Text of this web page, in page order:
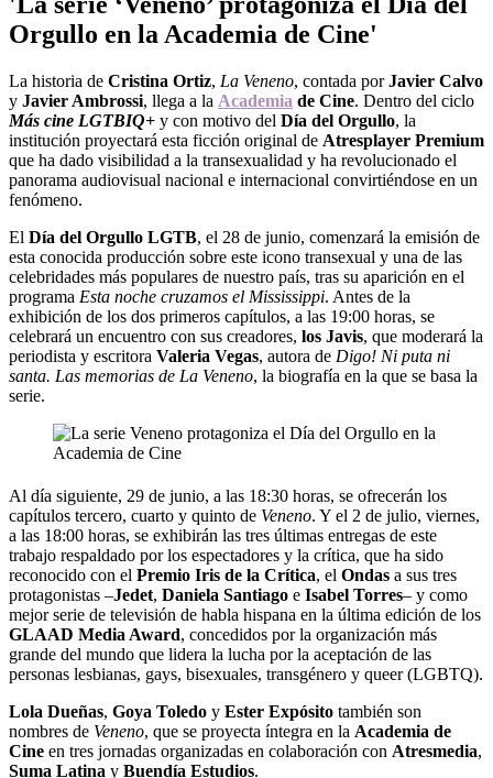
Orgullo en la Academia de Cine'
La historia de Cristina Ortiz, La Veneno, contada porJavier Calvo
y Javier Ambrossi, llega a la Academia de Cine. Dentro del ciclo
Más cine LGTBIQ+ y con motivo del Día del Orgullo, la
institución proyectará esta ficción original de Atresplayer Premium
que ha dado visibilidad a la transexualidad y ha revolucionado el
panorama audiovisual nacional e internacional convirtiéndose en un
fenómeno.
El Día del Orgullo LGTB, el 28 de junio, comenzará la emisión de
esta conocida producción sobre este icono transexual y una de las
celebridades más populares de nuestro país, tras su aparición en el
programa Esta noche cruzamos el Mississippi. Antes de la
exhibición de los dos primeros capítulos, a las 19:00 horas, se
celebrará un encuentro con sus creadores, los Javis, que moderará la
periodista y escritora Valeria Vegas, autora de Digo! Ni puta ni
santa. Las memorias de La Veneno, la biografía en la que se basa la
serie.
Al día siguiente, 29 de junio, a las 18:30 horas, se ofrecerán los
capítulos tercero, cuarto y quinto de Veneno. Y el 2 de julio, viernes,
a las 18:00 horas, se exhibirán las tres últimas entregas de este
trabajo respaldado por los espectadores y la crítica, que ha sido
reconocido con el Premio Iris de la Crítica, el Ondas a sus tres
protagonistas –Jedet, Daniela Santiago e Isabel Torres– y como
mejor serie de televisión de habla hispana en la última edición de los
GLAAD Media Award, concedidos por la organización más
grande del mundo que lidera la lucha por la aceptación de las
personas lesbianas, gays, bisexuales, transgénero y queer (LGBTQ).
Lola Dueñas, Goya Toledo y Ester Expósito también son
nombres de Veneno, que se proyecta íntegra en la Academia de
Cine en tres jornadas organizadas en colaboración con Atresmedia,
Suma Latina y Buendía Estudios.